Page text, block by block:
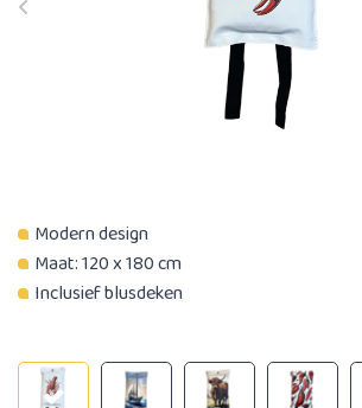
Modern design
Maat: 120 x 180 cm
Inclusief blusdeken